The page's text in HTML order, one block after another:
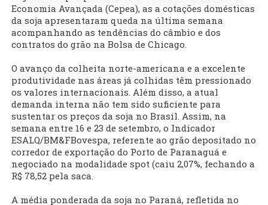
Economia Avançada (Cepea), as a cotações domésticas
da soja apresentaram queda na última semana
acompanhando as tendências do câmbio e dos
contratos do grão na Bolsa de Chicago.
O avanço da colheita norte-americana e a excelente
produtividade nas áreas já colhidas têm pressionado
os valores internacionais. Além disso, a atual
demanda interna não tem sido suficiente para
sustentar os preços da soja no Brasil. Assim, na
semana entre 16 e 23 de setembro, o Indicador
ESALQ/BM&FBovespa, referente ao grão depositado no
corredor de exportação do Porto de Paranaguá e
negociado na modalidade spot (caiu 2,07%, fechando a
R$ 78,52 pela saca.
A média ponderada da soja no Paraná, refletida no